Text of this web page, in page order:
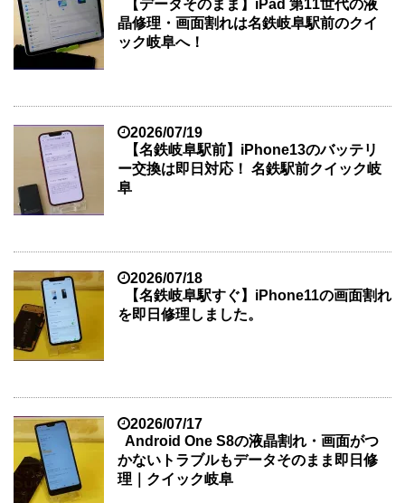
【データそのまま】iPad 第11世代の液
晶修理・画面割れは名鉄岐阜駅前のクイ
ック岐阜へ！
2026/07/19
【名鉄岐阜駅前】iPhone13のバッテリ
ー交換は即日対応！ 名鉄駅前クイック岐
阜
2026/07/18
【名鉄岐阜駅すぐ】iPhone11の画面割れ
を即日修理しました。
2026/07/17
Android One S8の液晶割れ・画面がつ
かないトラブルもデータそのまま即日修
理｜クイック岐阜